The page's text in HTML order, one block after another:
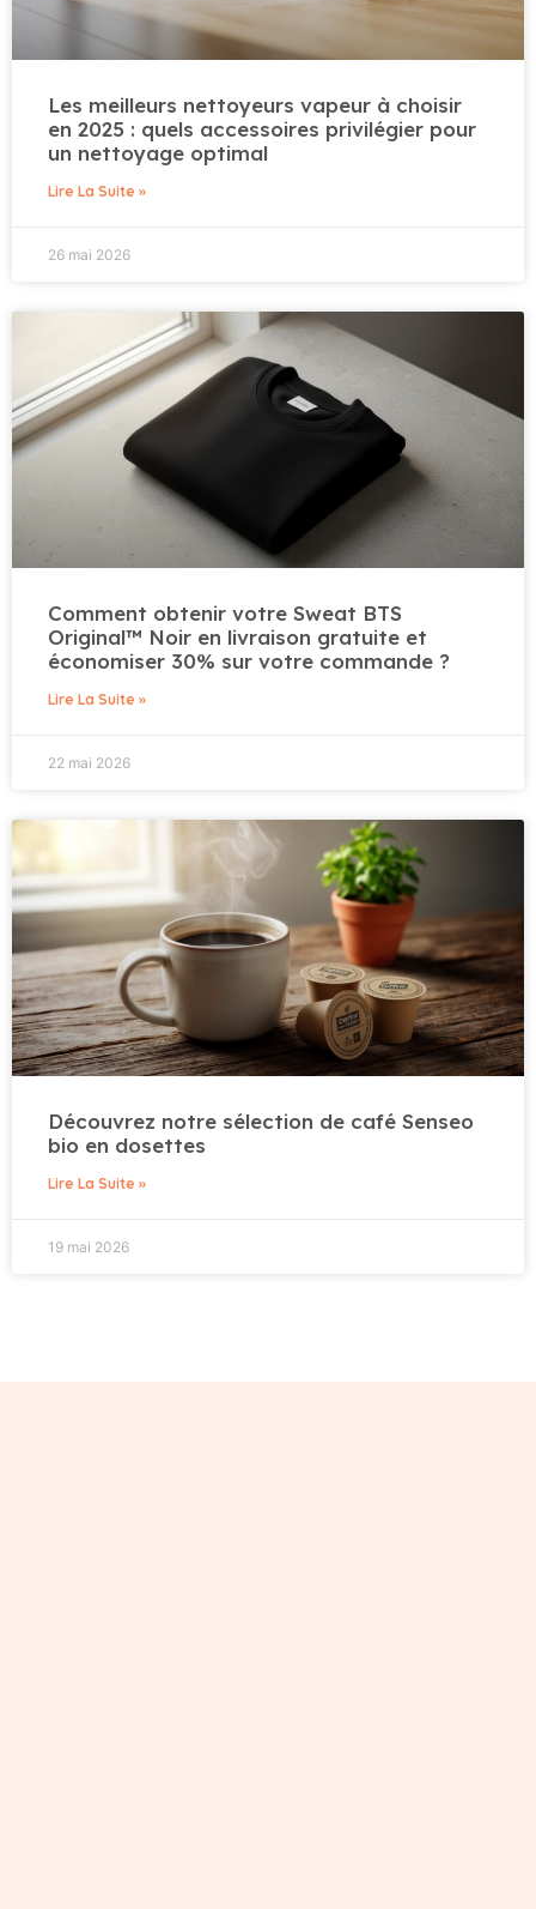
Les meilleurs nettoyeurs vapeur à choisir
en 2025 : quels accessoires privilégier pour
un nettoyage optimal
Lire La Suite »
26 mai 2026
Comment obtenir votre Sweat BTS
Original™ Noir en livraison gratuite et
économiser 30% sur votre commande ?
Lire La Suite »
22 mai 2026
Découvrez notre sélection de café Senseo
bio en dosettes
Lire La Suite »
19 mai 2026